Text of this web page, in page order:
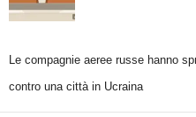
Le compagnie aeree russe hanno
contro una città in Ucraina